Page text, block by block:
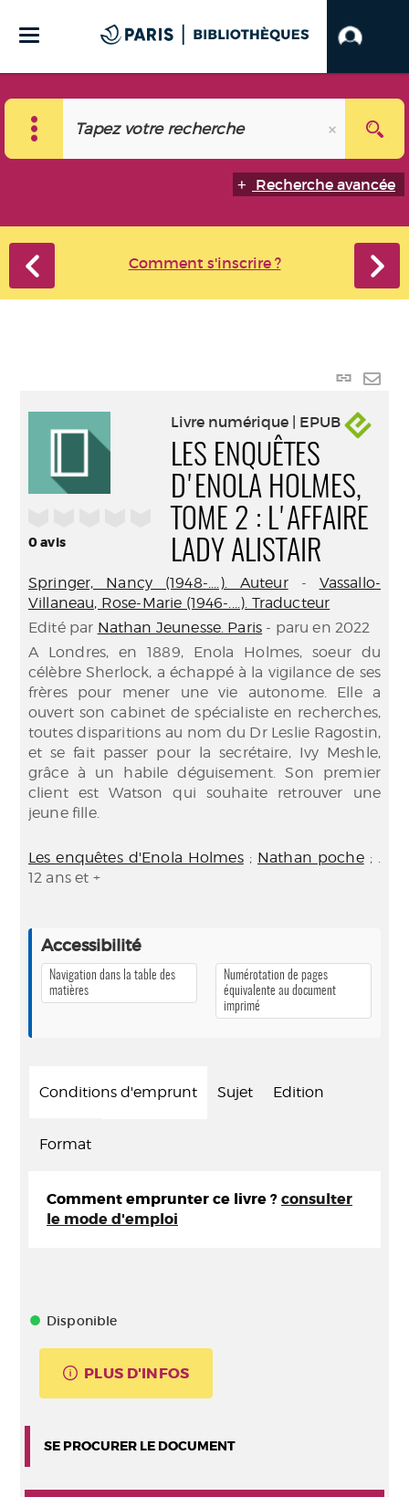
Recherche avancée
Comment s'inscrire ?
Lien
0avis
Livre numérique | EPUB
LES ENQUÊTES
D'ENOLA HOLMES,
TOME 2 : L'AFFAIRE
LADY ALISTAIR
Springer, Nancy (1948-....). Auteur- Vassallo-
Villaneau, Rose-Marie (1946-....). Traducteur
Edité par Nathan Jeunesse. Paris - paru en 2022
A Londres, en 1889, Enola Holmes, soeur du
célèbre Sherlock, a échappé à la vigilance de ses
frères pour mener une vie autonome. Elle a
ouvert son cabinet de spécialiste en recherches,
toutes disparitions au nom du Dr Leslie Ragostin,
et se fait passer pour la secrétaire, Ivy Meshle,
grâce à un habile déguisement. Son premier
client est Watson qui souhaite retrouver une
jeune fille.
Les enquêtes d'Enola Holmes; Nathan poche; .
12 ans et +
Accessibilité
Navigation dans la table des
matières
Numérotation de pages
équivalente au document
imprimé
Conditions d'emprunt Sujet Edition
Format
Comment emprunter ce livre ? consulter
le mode d'emploi
Disponible
PLUS D'INFOS
SE PROCURER LE DOCUMENT